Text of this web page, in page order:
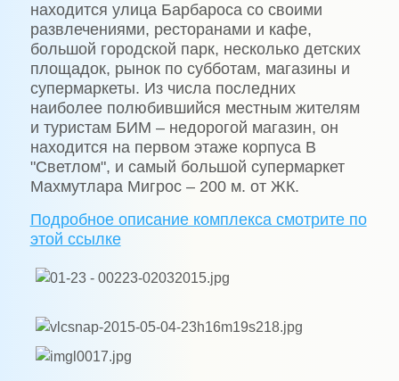
находится улица Барбароса со своими
развлечениями, ресторанами и кафе,
большой городской парк, несколько детских
площадок, рынок по субботам, магазины и
супермаркеты. Из числа последних
наиболее полюбившийся местным жителям
и туристам БИМ – недорогой магазин, он
находится на первом этаже корпуса В
"Светлом", и самый большой супермаркет
Махмутлара Мигрос – 200 м. от ЖК.
Подробное описание комплекса смотрите по
этой ссылке